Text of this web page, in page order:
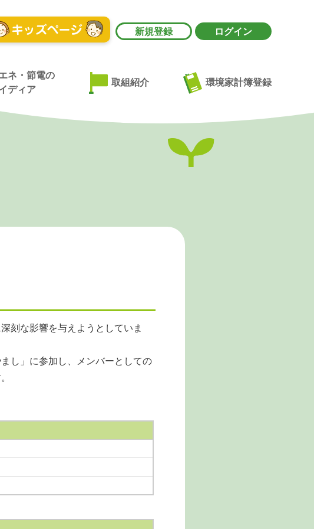
新規登録 ログイン
ネ・節電の
ディア
取組紹介 環境家計簿登録
刻な影響を与えようとしていま
し」に参加し、メンバーとしての